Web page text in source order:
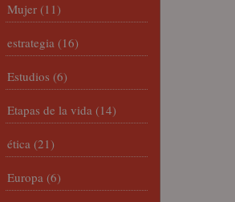
Mujer (11)
estrategia (16)
Estudios (6)
Etapas de la vida (14)
ética (21)
Europa (6)